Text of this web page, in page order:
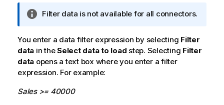
I
f
o
m
t
Filter data is not available for all connectors.
You enter a data filter expression by selecting Filter
data in theSelect data to load step. Selecting Filter
data opens a text box where you enter a filter
expression. For example:
Sales >= 40000